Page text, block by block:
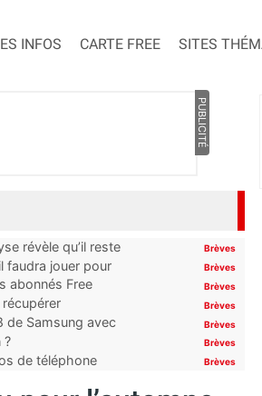
INFOS CARTE FREE SITES
PUBLICITÉ
révèle qu’il reste
Brèves
faudra jouer pour
Brèves
abonnés Free
Brèves
Brèves
de Samsung avec
Brèves
? Brèves
de téléphone
Brèves